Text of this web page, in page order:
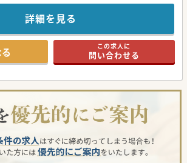
中心に、オンライン診療にも積極取り組ん
院などの様々な専門の先生方からも、
くことによりクリニック全体の専門性も高
内入職可 #秋入職可
詳細を見る
この求人に
問い合わせる